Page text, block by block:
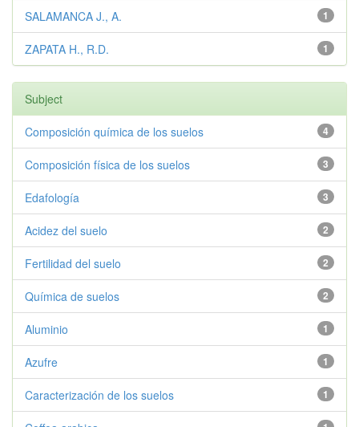
1
SALAMANCA J., A.
1
ZAPATA H., R.D.
Subject
4
Composición química de los suelos
3
Composición física de los suelos
3
Edafología
2
Acidez del suelo
2
Fertilidad del suelo
2
Química de suelos
1
Aluminio
1
Azufre
1
Caracterización de los suelos